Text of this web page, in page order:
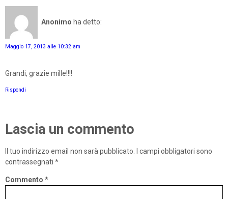
Anonimo ha detto:
Maggio 17, 2013 alle 10:32 am
Grandi, grazie mille!!!!
Rispondi
Lascia un commento
Il tuo indirizzo email non sarà pubblicato.
I campi obbligatori sono
contrassegnati *
Commento *